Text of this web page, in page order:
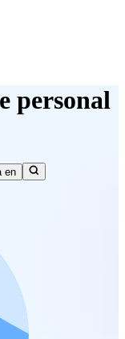
personal
en